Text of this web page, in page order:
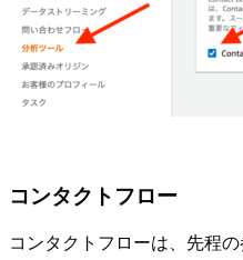
コンタクトフロー
コンタクトフローは、先程の